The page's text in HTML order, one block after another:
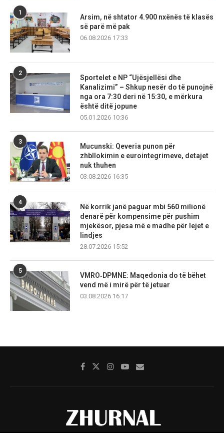
1
Arsim, në shtator 4.900 nxënës të klasës
së parë më pak
06.08.2026 17:33
2
Sportelet e NP “Ujësjellësi dhe
Kanalizimi” – Shkup nesër do të punojnë
nga ora 7:30 deri në 15:30, e mërkura
është ditë jopune
05.01.2026 10:36
3
Mucunski: Qeveria punon për
zhbllokimin e eurointegrimeve, detajet
nuk thuhen
03.08.2026 16:35
4
Në korrik janë paguar mbi 560 milionë
denarë për kompensime për pushim
mjekësor, pjesa më e madhe për lejet e
lindjes
28.07.2026 15:52
5
VMRO‑DPMNE: Maqedonia do të bëhet
vend më i mirë për të jetuar
03.08.2026 16:17